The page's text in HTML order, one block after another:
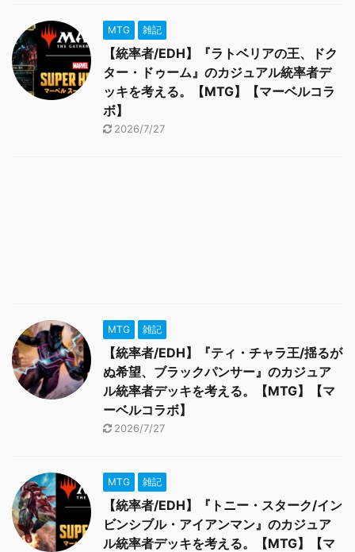
MTG 雑記
【統率者/EDH】『ラトベリアの王、ドク
ター・ドゥーム』のカジュアル統率者デ
ッキを考える。【MTG】【マーベルコラ
ボ】
2026/7/27
MTG 雑記
【統率者/EDH】『ティ・チャラ王/揺るが
ぬ希望、ブラックパンサー』のカジュア
ル統率者デッキを考える。【MTG】【マ
ーベルコラボ】
2026/7/27
MTG 雑記
【統率者/EDH】『トニー・スターク/イン
ビンシブル・アイアンマン』のカジュア
ル統率者デッキを考える。【MTG】【マ